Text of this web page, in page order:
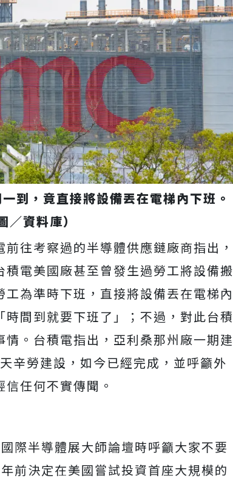
到，竟直接將設備丟在電梯內下班。
／資料庫）
往考察過的半導體供應鏈廠商指出，
電美國廠甚至曾發生過勞工將設備搬
為準時下班，直接將設備丟在電梯內
間到就要下班了」；不過，對此台積
。台積電指出，亞利桑那州廠一期建
辛勞建設，如今已經完成，並呼籲外
任何不實傳聞。
際半導體展大師論壇時呼籲大家不要
前決定在美國嘗試投資首座大規模的